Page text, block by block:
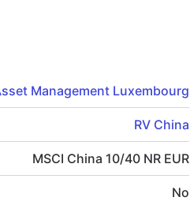
Management Luxembourg
RV China
MSCI China 10/40 NR EUR
No